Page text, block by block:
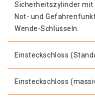
Sicherheitszylinder mit
Not- und
Wende-Schlüsseln.
Einsteckschloss
Einsteckschloss